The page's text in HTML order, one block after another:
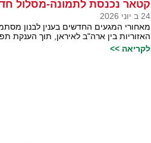
קטאר נכנסת לתמונה-מסלול
24 ב יוני 2026
מאחורי המגעים החדשים בענין לבנון
האזוריות בין ארה"ב לאיראן, תוך הענקת
לקריאה >>